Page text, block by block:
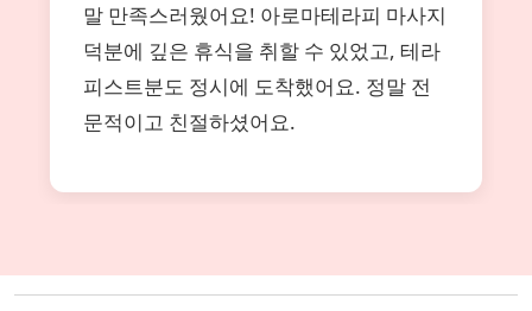
말 만족스러웠어요! 아로마테라피 마사지
덕분에 깊은 휴식을 취할 수 있었고, 테라
피스트분도 정시에 도착했어요. 정말 전
문적이고 친절하셨어요.